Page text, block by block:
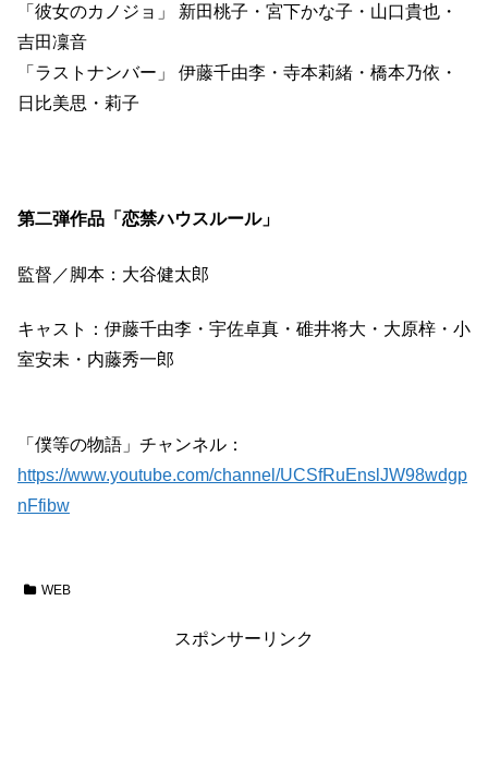
「彼女のカノジョ」 新田桃子・宮下かな子・山口貴也・
吉田凜音
「ラストナンバー」 伊藤千由李・寺本莉緒・橋本乃依・
日比美思・莉子
第二弾作品「恋禁ハウスルール」
監督／脚本：大谷健太郎
キャスト：伊藤千由李・宇佐卓真・碓井将大・大原梓・小
室安未・内藤秀一郎
「僕等の物語」チャンネル：
https://www.youtube.com/channel/UCSfRuEnslJW98wdgp
nFfibw
WEB
スポンサーリンク